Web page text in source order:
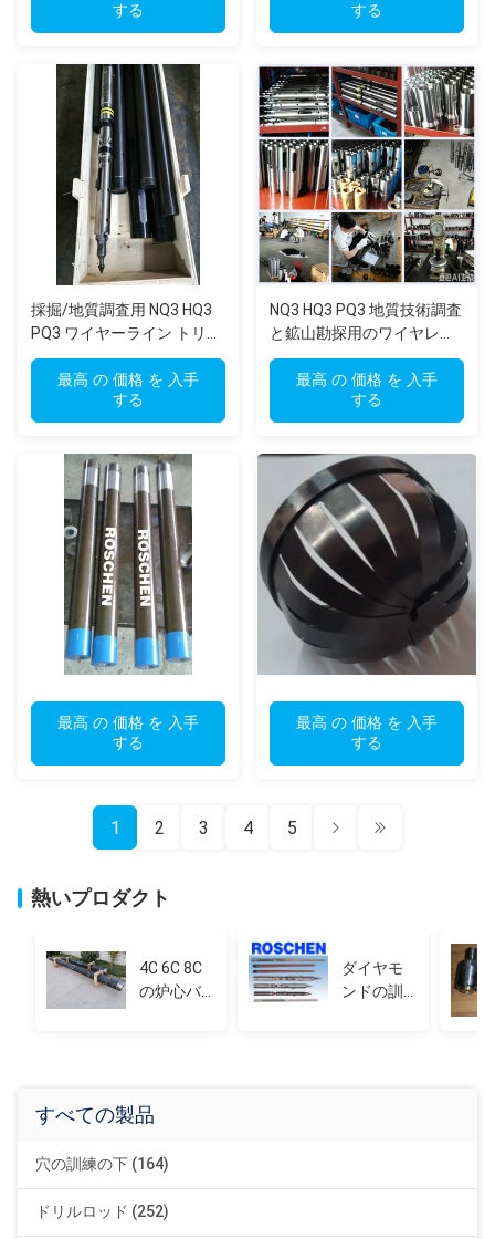
する
する
採掘/地質調査用 NQ3 HQ3
PQ3 ワイヤーライン トリプ
ルチューブ コアバレル（破
砕/亀裂層用）
最高 の 価格 を 入手
する
NQ3 HQ3 PQ3 地質技術調査
と鉱山勘探用のワイヤレス
三管コアバレル
最高 の 価格 を 入手
する
最高 の 価格 を 入手
する
最高 の 価格 を 入手
する
1 2 3 4 5
熱いプロダクト
4C 6C 8C
の炉心バ
ダイヤモ
ンドの訓
すべての製品
穴の訓練の下 (164)
ドリルロッド (252)